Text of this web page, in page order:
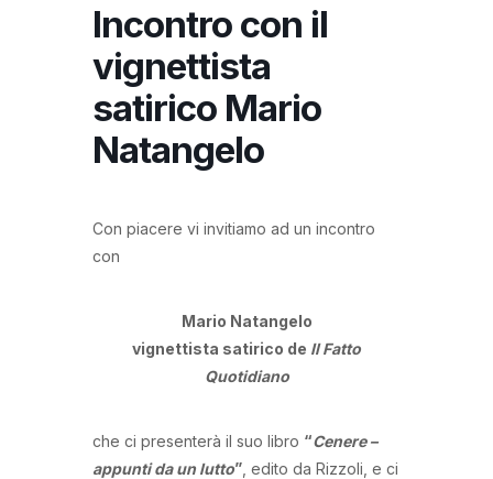
Incontro con il
vignettista
satirico Mario
Natangelo
Con piacere vi invitiamo ad un incontro
con
Mario Natangelo
vignettista satirico de Il Fatto
Quotidiano
che ci presenterà il suo libro “Cenere –
appunti da un lutto” , edito da Rizzoli, e ci